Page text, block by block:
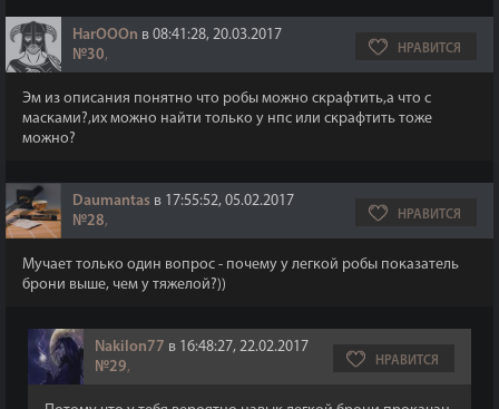
HarOOOn в 08:41:28, 20.03.2017
№30, НРАВИТСЯ
Эм из описания понятно что робы можно скрафтить,а что с
масками?,их можно найти только у нпс или скрафтить тоже
можно?
Daumantas в 17:55:52, 05.02.2017
№28, НРАВИТСЯ
Мучает только один вопрос - почему у легкой робы показатель
брони выше, чем у тяжелой?))
Nakilon77 в 16:48:27, 22.02.2017
№29, НРАВИТСЯ